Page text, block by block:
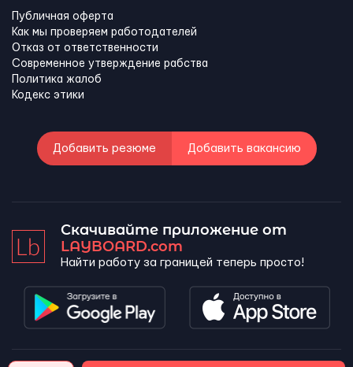
Публичная оферта
Как мы проверяем работодателей
Отказ от ответственности
Современное утверждение рабства
Политика жалоб
Кодекс этики
Добавить резюме Добавить вакансию
Скачивайте приложение от
LAYBOARD.com
Найти работу за границей теперь просто!